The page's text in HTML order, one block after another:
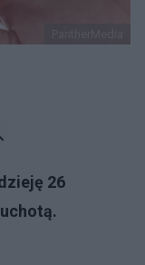
26